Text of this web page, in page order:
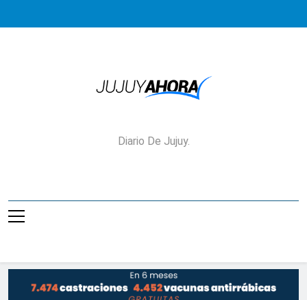
Jujuy Ahora!
Diario De Jujuy.